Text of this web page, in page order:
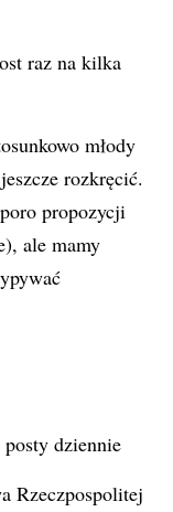
raz na kilka
młody
rozkręcić.
propozycji
ale mamy
dziennie
Rzeczpospolitej